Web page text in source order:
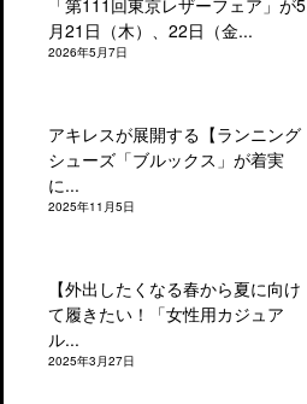
「第111回東京レザーフェア」が5
月21日（木）、22日（金...
2026年5月7日
アキレスが展開する【ランニング
シューズ「ブルックス」が着実
に...
2025年11月5日
【外出したくなる春から夏に向け
て履きたい！「女性用カジュア
ル...
2025年3月27日